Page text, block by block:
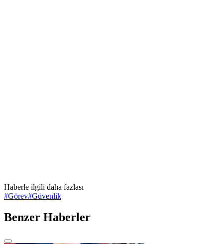
Haberle ilgili daha fazlası
#Görev#Güvenlik
Benzer Haberler